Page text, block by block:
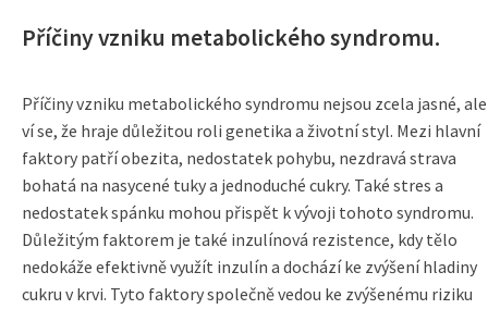
Příčiny vzniku metabolického syndromu.
Příčiny vzniku metabolického syndromu nejsou zcela jasné, ale
ví se, že hraje důležitou roli genetika a životní styl. Mezi hlavní
faktory patří obezita, nedostatek pohybu, nezdravá strava
bohatá na nasycené tuky a jednoduché cukry. Také stres a
nedostatek spánku mohou přispět k vývoji tohoto syndromu.
Důležitým faktorem je také inzulínová rezistence, kdy tělo
nedokáže efektivně využít inzulín a dochází ke zvýšení hladiny
cukru v krvi. Tyto faktory společně vedou ke zvýšenému riziku